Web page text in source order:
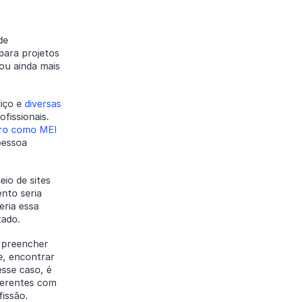
projetos
ainda mais
e diversas
como MEI
de sites
seria
essa
encontrar
caso, é
com